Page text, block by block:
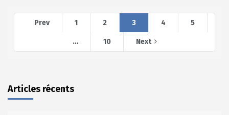
Prev 1 2 3 4 5
… 10 Next
Articles récents